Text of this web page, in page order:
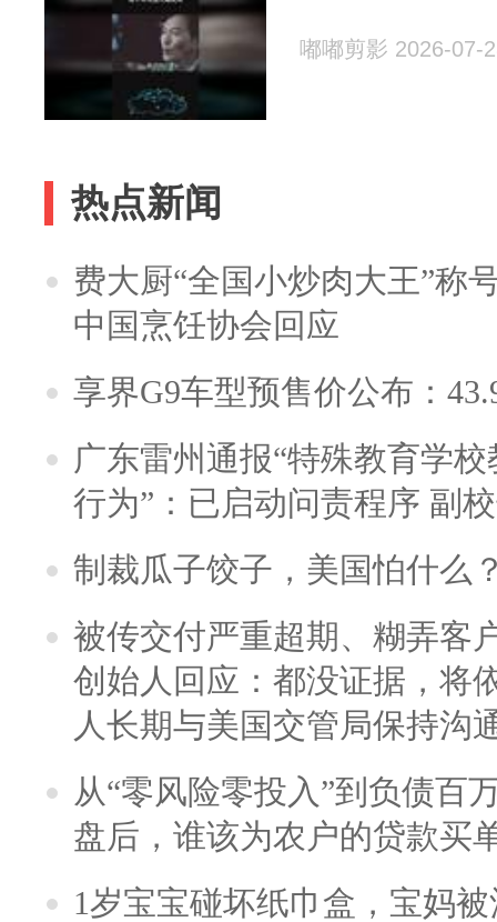
嘟嘟剪影 2026-07-
热点新闻
费大厨“全国小炒肉大王”称
中国烹饪协会回应
享界G9车型预售价公布：
广东雷州通报“特殊教育学
行为”：已启动问责程序 副
制裁瓜子饺子，美国怕什么
被传交付严重超期、糊弄客
创始人回应：都没证据，将
人长期与美国交管局保持沟
从“零风险零投入”到负债百
盘后，谁该为农户的贷款买
1岁宝宝碰坏纸巾盒，宝妈